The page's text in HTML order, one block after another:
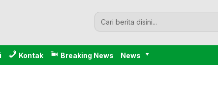
Kontak Breaking News News